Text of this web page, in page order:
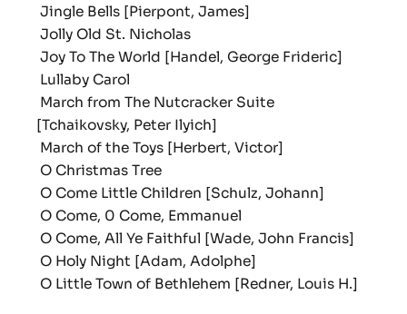
Jingle Bells [Pierpont, James]
Jolly Old St. Nicholas
Joy To The World [Handel, George Frideric]
Lullaby Carol
March from The Nutcracker Suite
[Tchaikovsky, Peter Ilyich]
March of the Toys [Herbert, Victor]
O Christmas Tree
O Come Little Children [Schulz, Johann]
O Come, 0 Come, Emmanuel
O Come, All Ye Faithful [Wade, John Francis]
O Holy Night [Adam, Adolphe]
O Little Town of Bethlehem [Redner, Louis H.]